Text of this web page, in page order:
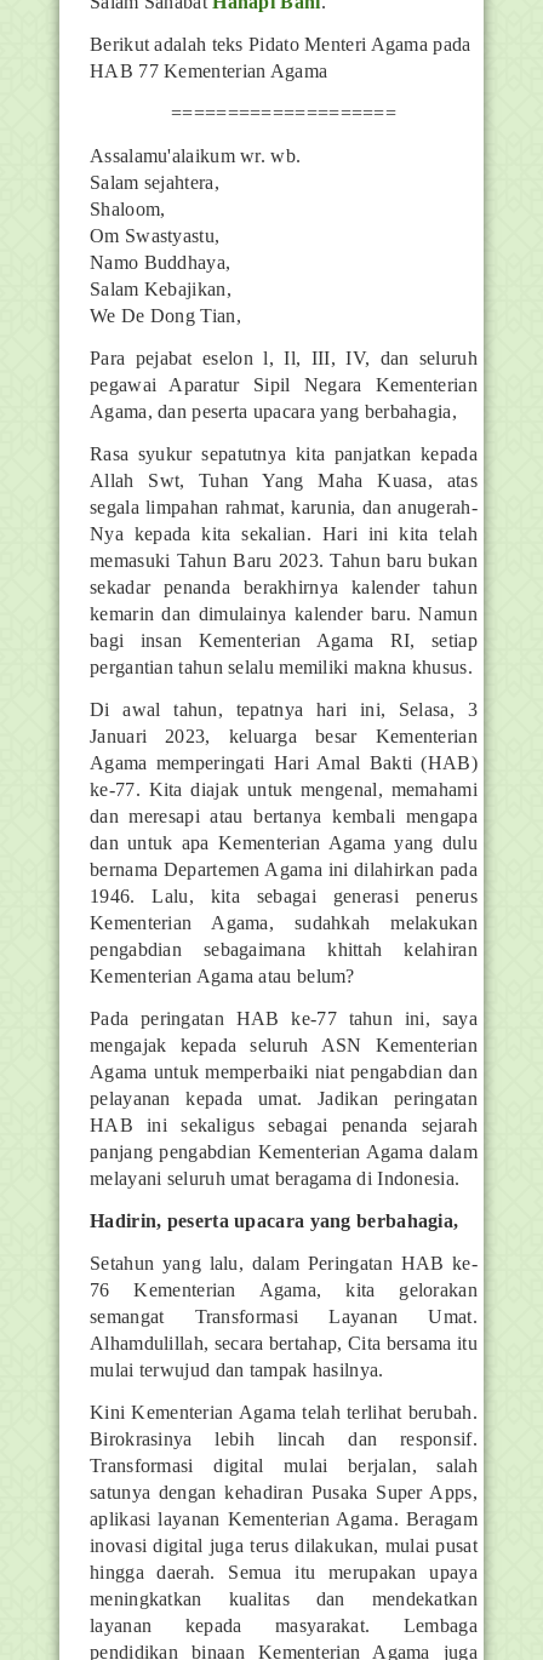
Berikut adalah teks Pidato Menteri Agama pada
HAB 77 Kementerian Agama
====================
Assalamu'alaikum wr. wb.
Salam sejahtera,
Shaloom,
Om Swastyastu,
Namo Buddhaya,
Salam Kebajikan,
We De Dong Tian,
Para pejabat eselon l, Il, III, IV, dan seluruh
pegawai Aparatur Sipil Negara Kementerian
Agama, dan peserta upacara yang berbahagia,
Rasa syukur sepatutnya kita panjatkan kepada
Allah Swt, Tuhan Yang Maha Kuasa, atas
segala limpahan rahmat, karunia, dan anugerah-
Nya kepada kita sekalian. Hari ini kita telah
memasuki Tahun Baru 2023. Tahun baru bukan
sekadar penanda berakhirnya kalender tahun
kemarin dan dimulainya kalender baru. Namun
bagi insan Kementerian Agama RI, setiap
pergantian tahun selalu memiliki makna khusus.
Di awal tahun, tepatnya hari ini, Selasa, 3
Januari 2023, keluarga besar Kementerian
Agama memperingati Hari Amal Bakti (HAB)
ke-77. Kita diajak untuk mengenal, memahami
dan meresapi atau bertanya kembali mengapa
dan untuk apa Kementerian Agama yang dulu
bernama Departemen Agama ini dilahirkan pada
1946. Lalu, kita sebagai generasi penerus
Kementerian Agama, sudahkah melakukan
pengabdian sebagaimana khittah kelahiran
Kementerian Agama atau belum?
Pada peringatan HAB ke-77 tahun ini, saya
mengajak kepada seluruh ASN Kementerian
Agama untuk memperbaiki niat pengabdian dan
pelayanan kepada umat. Jadikan peringatan
HAB ini sekaligus sebagai penanda sejarah
panjang pengabdian Kementerian Agama dalam
melayani seluruh umat beragama di Indonesia.
Hadirin, peserta upacara yang berbahagia,
Setahun yang lalu, dalam Peringatan HAB ke-
76 Kementerian Agama, kita gelorakan
semangat Transformasi Layanan Umat.
Alhamdulillah, secara bertahap, Cita bersama itu
mulai terwujud dan tampak hasilnya.
Kini Kementerian Agama telah terlihat berubah.
Birokrasinya lebih lincah dan responsif.
Transformasi digital mulai berjalan, salah
satunya dengan kehadiran Pusaka Super Apps,
aplikasi layanan Kementerian Agama. Beragam
inovasi digital juga terus dilakukan, mulai pusat
hingga daerah. Semua itu merupakan upaya
meningkatkan kualitas dan mendekatkan
layanan kepada masyarakat. Lembaga
pendidikan binaan Kementerian Agama juga